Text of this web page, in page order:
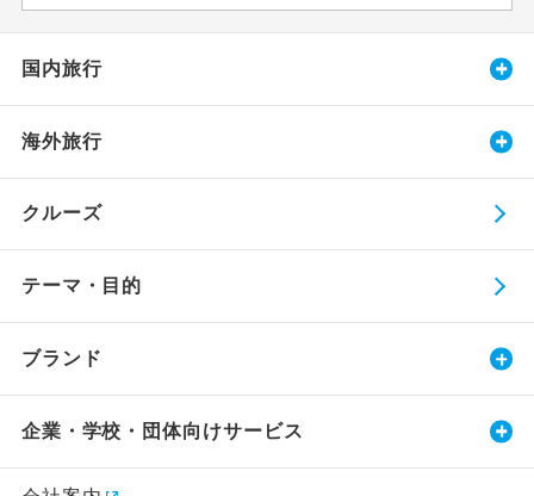
国内旅行
海外旅行
クルーズ
テーマ・目的
ブランド
企業・学校・団体向けサービス